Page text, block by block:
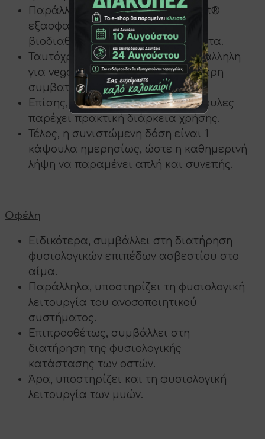
Παράλληλα, η τεχνολογία Liposovit®
εξασφαλίζει βελτιωμένη
βιοδιαθεσιμότητα και σταθερότητα.
Ταυτόχρονα, η σύνθεση είναι κατάλληλη
για vegans, προσφέροντας ευρύτερη
συμβατότητα.
Επίσης, η συσκευασία με 60 κάψουλες
παρέχει πρακτική διάρκεια χρήσης.
Τέλος, η συνιστώμενη δόση είναι 1
κάψουλα ημερησίως, ώστε η καθημερινή
λήψη να παραμένει απλή και συνεπής.
Οφέλη
Ειδικότερα, συμβάλλει στη διατήρηση
φυσιολογικών επιπέδων ασβεστίου στο
αίμα.
Παράλληλα, υποστηρίζει τη φυσιολογική
λειτουργία του ανοσοποιητικού
συστήματος.
Επιπροσθέτως, συμβάλλει στη
διατήρηση της φυσιολογικής
κατάστασης των οστών.
Άρα, υποστηρίζει και τη φυσιολογική
λειτουργία των μυών.